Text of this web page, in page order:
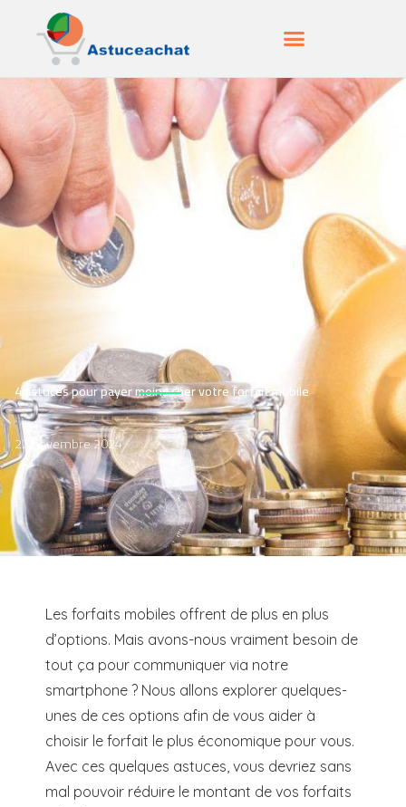
4 astuces pour payer moins cher votre forfait mobile
22 novembre 2024
Les forfaits mobiles offrent de plus en plus
d’options. Mais avons-nous vraiment besoin de
tout ça pour communiquer via notre
smartphone ? Nous allons explorer quelques-
unes de ces options afin de vous aider à
choisir le forfait le plus économique pour vous.
Avec ces quelques astuces, vous devriez sans
mal pouvoir réduire le montant de vos forfaits